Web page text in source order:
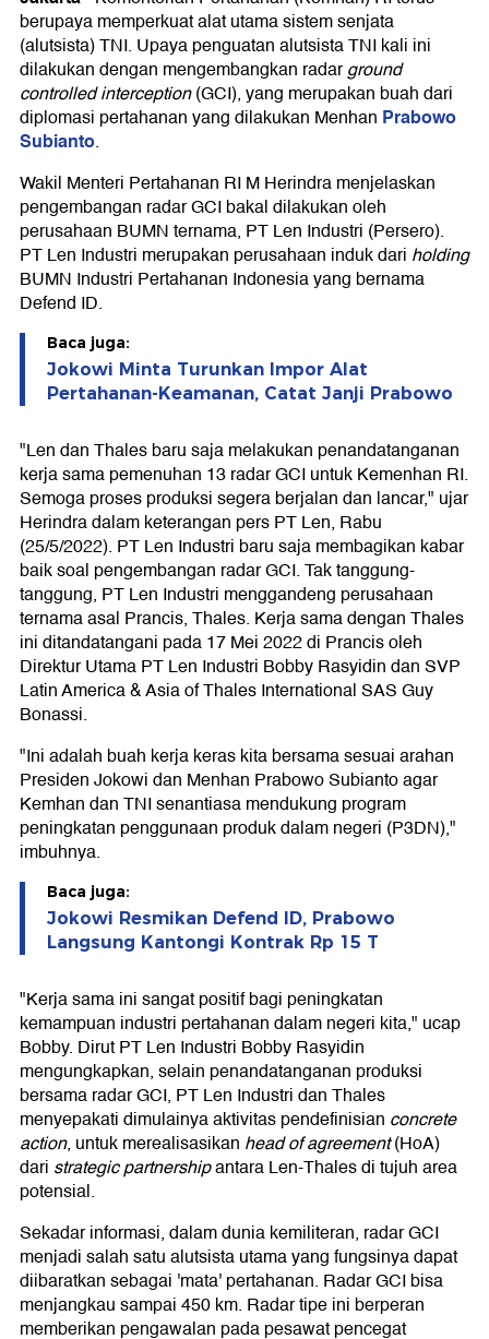
berupaya memperkuat alat utama sistem senjata
(alutsista) TNI. Upaya penguatan alutsista TNI kali ini
dilakukan dengan mengembangkan radarground
controlled interception(GCI), yang merupakan buah dari
diplomasi pertahanan yang dilakukan Menhan Prabowo
Subianto.
Wakil Menteri Pertahanan RI M Herindra menjelaskan
pengembangan radar GCI bakal dilakukan oleh
perusahaan BUMN ternama, PT Len Industri (Persero).
PT Len Industri merupakan perusahaan induk dari holding
BUMN Industri Pertahanan Indonesia yang bernama
Defend ID.
Baca juga:
Jokowi Minta Turunkan Impor Alat
Pertahanan-Keamanan, Catat Janji Prabowo
"Len dan Thales baru saja melakukan penandatanganan
kerja sama pemenuhan 13 radar GCI untuk Kemenhan RI.
Semoga proses produksi segera berjalan dan lancar," ujar
Herindra dalam keterangan pers PT Len, Rabu
(25/5/2022). PT Len Industri baru saja membagikan kabar
baik soal pengembangan radar GCI. Tak tanggung-
tanggung, PT Len Industri menggandeng perusahaan
ternama asal Prancis, Thales. Kerja sama dengan Thales
ini ditandatangani pada 17 Mei 2022 di Prancis oleh
Direktur Utama PT Len Industri Bobby Rasyidin dan SVP
Latin America & Asia of Thales International SAS Guy
Bonassi.
"Ini adalah buah kerja keras kita bersama sesuai arahan
Presiden Jokowi dan Menhan Prabowo Subianto agar
Kemhan dan TNI senantiasa mendukung program
peningkatan penggunaan produk dalam negeri (P3DN),"
imbuhnya.
Baca juga:
Jokowi Resmikan Defend ID, Prabowo
Langsung Kantongi Kontrak Rp 15 T
"Kerja sama ini sangat positif bagi peningkatan
kemampuan industri pertahanan dalam negeri kita," ucap
Bobby. Dirut PT Len Industri Bobby Rasyidin
mengungkapkan, selain penandatanganan produksi
bersama radar GCI, PT Len Industri dan Thales
menyepakati dimulainya aktivitas pendefinisian concrete
action, untuk merealisasikan head of agreement(HoA)
dari strategic partnershipantara Len-Thales di tujuh area
potensial.
Sekadar informasi, dalam dunia kemiliteran, radar GCI
menjadi salah satu alutsista utama yang fungsinya dapat
diibaratkan sebagai 'mata' pertahanan. Radar GCI bisa
menjangkau sampai 450 km. Radar tipe ini berperan
memberikan pengawalan pada pesawat pencegat